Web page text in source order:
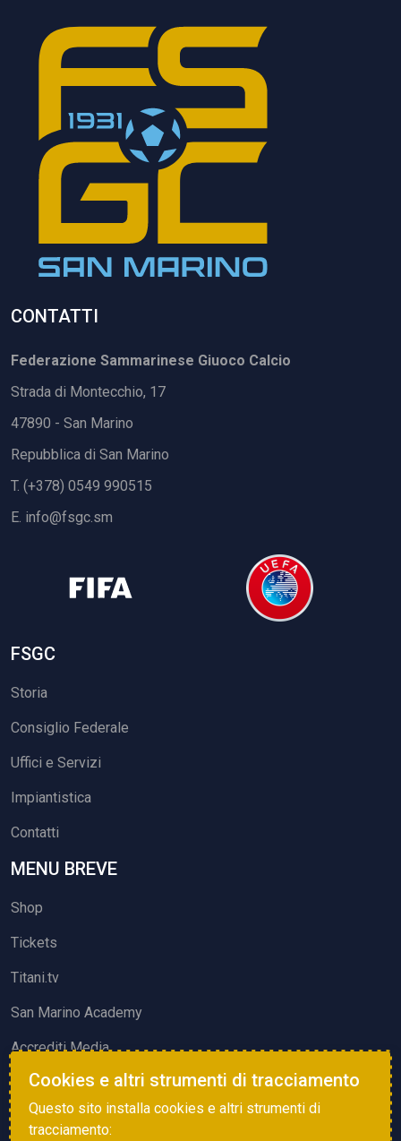
CONTATTI
Federazione Sammarinese Giuoco Calcio
Strada di Montecchio, 17
47890 - San Marino
Repubblica di San Marino
T. (+378) 0549 990515
E. info@fsgc.sm
FSGC
Storia
Consiglio Federale
Uffici e Servizi
Impiantistica
Contatti
MENU BREVE
Shop
Tickets
Titani.tv
San Marino Academy
Accrediti Media
ATTIVITÀ ED EVENTI
Squadre di Calcio
Cookies e altri strumenti di tracciamento
Questo sito installa cookies e altri strumenti di
tracciamento: